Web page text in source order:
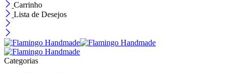
Carrinho
Lista de Desejos
Categorias